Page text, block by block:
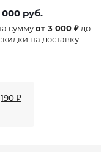
000 руб.
суммуот 3 000 ₽ до
на доставку
190 ₽